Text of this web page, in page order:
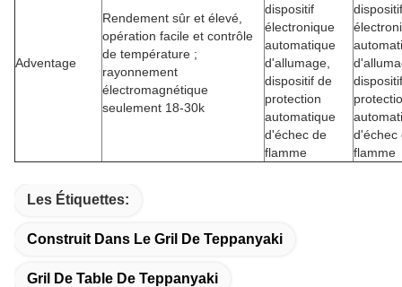
Adventage
Rendement sûr et élevé,
opération facile et contrôle
de température ;
rayonnement
électromagnétique
seulement 18-30k
dispositif
électronique
automatique
d'allumage,
dispositif de
protection
automatique
d'échec de
flamme
dispositif
d'échec
flamme
Les Étiquettes:
Construit Dans Le Gril De Teppanyaki
Gril De Table De Teppanyaki